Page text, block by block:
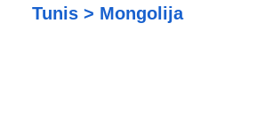
Tunis > Mongolija